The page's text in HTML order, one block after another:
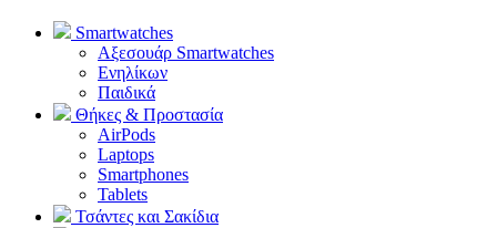
Smartwatches
Αξεσουάρ Smartwatches
Ενηλίκων
Παιδικά
Θήκες & Προστασία
AirPods
Laptops
Smartphones
Tablets
Τσάντες και Σακίδια